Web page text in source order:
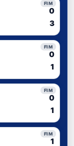
FIM
0
3
FIM
0
1
FIM
0
1
FIM
1